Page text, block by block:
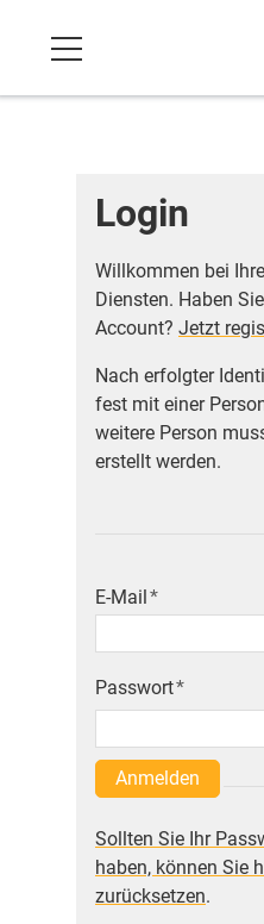
Login
Willkommen bei
Diensten. Haben
Account? Jetzt
Nach erfolgter
fest mit einer
weitere Person
erstellt werden.
E-Mail*
Passwort*
Anmelden
Sollten Sie Ihr
haben, können Sie
zurücksetzen.